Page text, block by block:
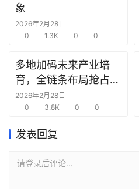
创
投
商
机
圈
象
2026年2月28日
0
1.3K 0 0
多地加码未来产业培
育，全链条布局抢占新
赛道先机
2026年2月28日
0
3.8K 0 0
发表回复
请登录后评论...